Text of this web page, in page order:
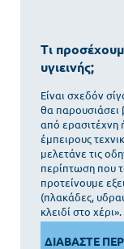
Τι
υγιεινής;
Είναι σχεδόν
θα παρουσιάσει
από ερασιτέχνη
έμπειρους
μελετάνε τις
περίπτωση που
προτείνουμε
(πλακάδες,
κλειδί στο χέρι».
ΔΙΑΒΑΣΤΕ